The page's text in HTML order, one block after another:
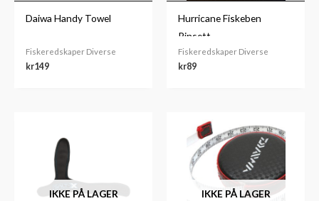
Daiwa Handy Towel
Fiskeredskaper Diverse
kr149
Hurricane Fiskeben
Pinsett
Fiskeredskaper Diverse
kr89
IKKE PÅ LAGER IKKE PÅ LAGER